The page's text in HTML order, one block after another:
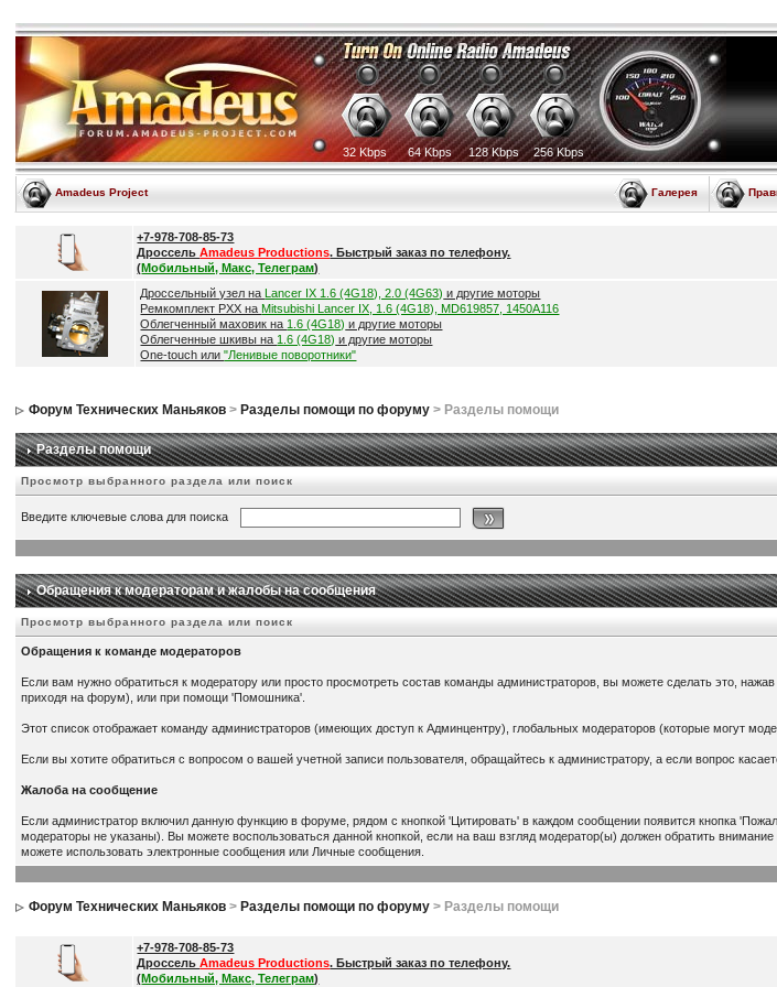
32 Kbps 64 Kbps 128 Kbps 256 Kbps
Amadeus Project Галерея
+7-978-708-85-73
ДроссельAmadeus Productions. Быстрый заказ по телефону.
(Мобильный, Макс, Телеграм)
Дроссельный узел на Lancer IX 1.6 (4G18), 2.0 (4G63) и другие моторы
Ремкомплект РХХ на Mitsubishi Lancer IX, 1.6 (4G18), MD619857, 1450A116
Облегченный маховик на 1.6 (4G18) и другие моторы
Облегченные шкивы на 1.6 (4G18) и другие моторы
One-touch или"Ленивые поворотники"
Форум Технических Маньяков > Разделы помощи по форуму > Разделы помощи
Разделы помощи
Просмотр выбранного раздела или поиск
Введите ключевые слова для поиска
Обращения к модераторам и жалобы на сообщения
Просмотр выбранного раздела или поиск
Обращения к команде модераторов
Если вам нужно обратиться к модератору или просто просмотреть состав команды администраторов, вы можете сделать это,
приходя на форум), или при помощи 'Помошника'.
Этот список отображает команду администраторов (имеющих доступ к Админцентру), глобальных модераторов (которые могут
Если вы хотите обратиться с вопросом о вашей учетной записи пользователя, обращайтесь к администратору, а если вопрос
Жалоба на сообщение
Если администратор включил данную функцию в форуме, рядом с кнопкой 'Цитировать' в каждом сообщении появится кнопка
модераторы не указаны). Вы можете воспользоваться данной кнопкой, если на ваш взгляд модератор(ы) должен обратить
можете использовать электронные сообщения или Личные сообщения.
Форум Технических Маньяков > Разделы помощи по форуму > Разделы помощи
+7-978-708-85-73
ДроссельAmadeus Productions. Быстрый заказ по телефону.
(Мобильный, Макс, Телеграм)